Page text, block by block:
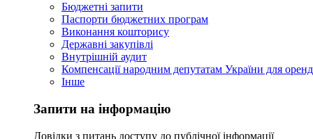
Бюджетні запити
Паспорти бюджетних програм
Виконання кошторису
Державні закупівлі
Внутрішній аудит
Компенсації народним депутатам України для
Інше
Запити на інформацію
Довідки з питань доступу до публічної інформації